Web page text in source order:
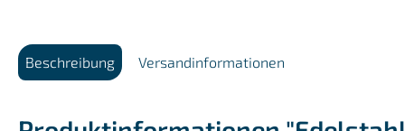
Beschreibung Versandinformationen